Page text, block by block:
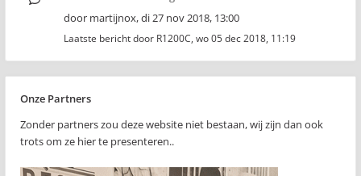
door martijnox,di 27 nov 2018, 13:00
Laatste bericht door R1200C, wo 05 dec 2018, 11:19
Onze Partners
Zonder partners zou deze website niet bestaan, wij zijn dan ook
trots om ze hier te presenteren..